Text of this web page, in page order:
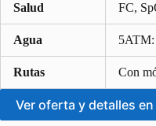
Salud FC,
Agua 5ATM:
Rutas Con
Ver oferta y detalles